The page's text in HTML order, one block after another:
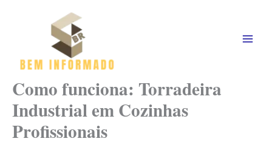
Como funciona: Torradeira
Industrial em Cozinhas
Profissionais